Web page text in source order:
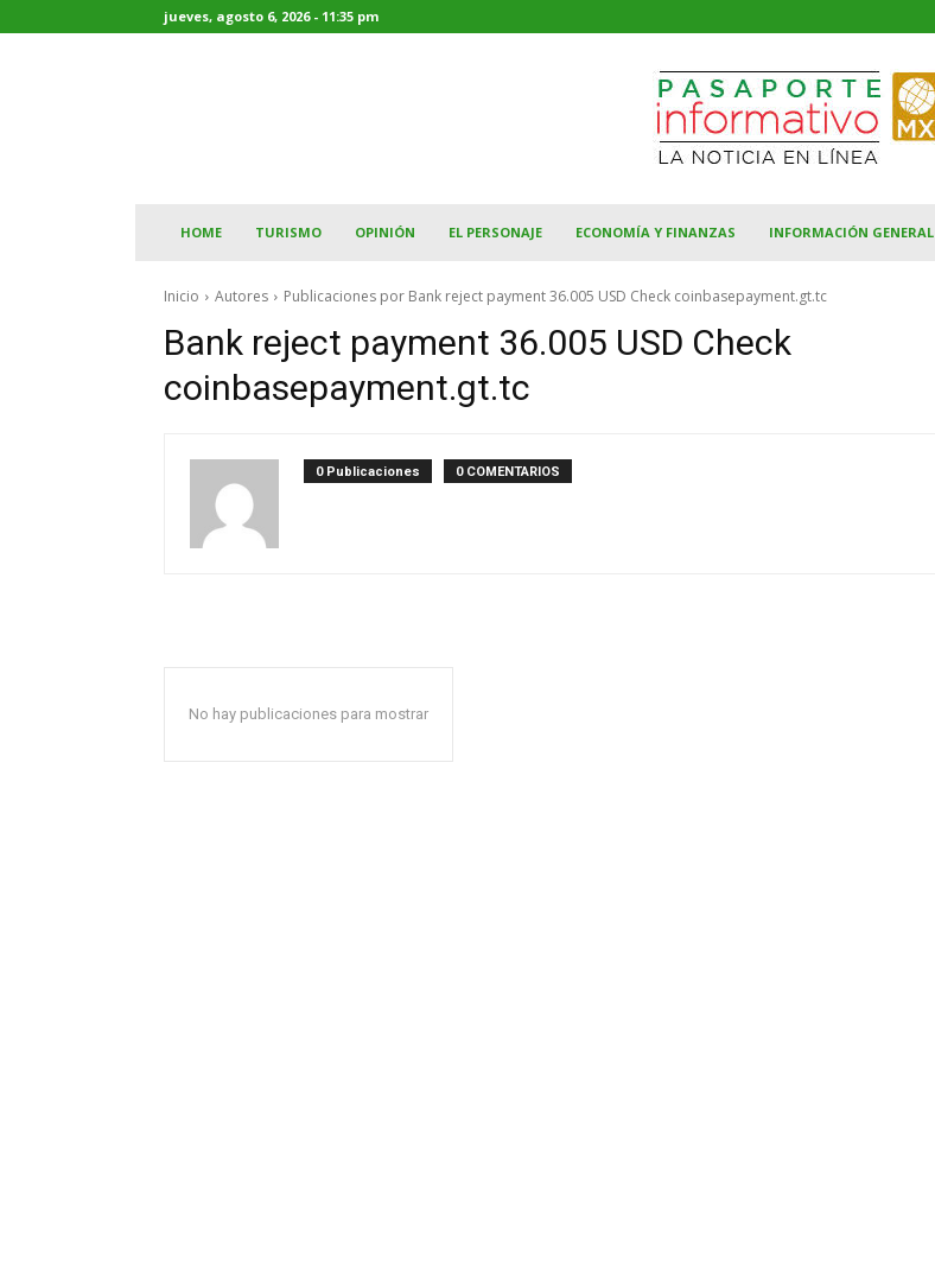
jueves, agosto 6, 2026 - 11:35 pm
HOME TURISMO OPINIÓN EL PERSONAJE ECONOMÍA Y FINANZAS INFORMACIÓN GENERAL
Inicio Autores Publicaciones por Bank reject payment 36.005 USD Check coinbasepayment.gt.tc
Bank reject payment 36.005 USD Check
coinbasepayment.gt.tc
0 Publicaciones 0 COMENTARIOS
No hay publicaciones para mostrar